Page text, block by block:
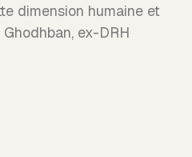
dimension humaine et
ex-DRH